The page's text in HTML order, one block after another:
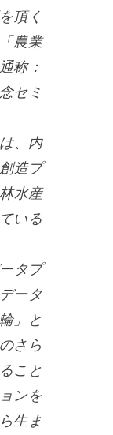
頂く
農業
称：
セミ
、内
造プ
水産
いる
タプ
ータ
」と
さら
こと
ンを
生ま